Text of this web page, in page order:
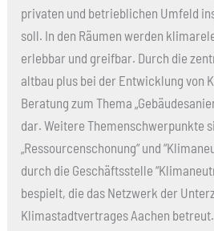
privaten und betrieblichen Umfeld
soll. In den Räumen werden
erlebbar und greifbar. Durch die
altbau plus bei der Entwicklung von
Beratung zum Thema
dar. Weitere Themenschwerpunkte
„Ressourcenschonung“ und
durch die Geschäftsstelle
bespielt, die das Netzwerk der
Klimastadtvertrages Aachen betreut.